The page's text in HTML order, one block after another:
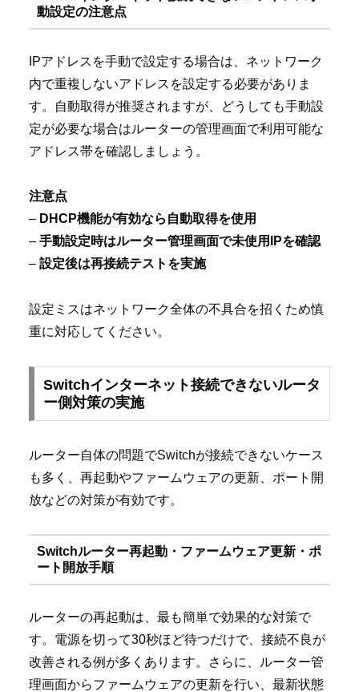
動設定の注意点
IPアドレスを手動で設定する場合は、ネットワーク
内で重複しないアドレスを設定する必要がありま
す。自動取得が推奨されますが、どうしても手動設
定が必要な場合はルーターの管理画面で利用可能な
アドレス帯を確認しましょう。
注意点
– DHCP機能が有効なら自動取得を使用
– 手動設定時はルーター管理画面で未使用IPを確認
– 設定後は再接続テストを実施
設定ミスはネットワーク全体の不具合を招くため慎
重に対応してください。
Switchインターネット接続できないルータ
ー側対策の実施
ルーター自体の問題でSwitchが接続できないケース
も多く、再起動やファームウェアの更新、ポート開
放などの対策が有効です。
Switchルーター再起動・ファームウェア更新・ポ
ート開放手順
ルーターの再起動は、最も簡単で効果的な対策で
す。電源を切って30秒ほど待つだけで、接続不良が
改善される例が多くあります。さらに、ルーター管
理画面からファームウェアの更新を行い、最新状態